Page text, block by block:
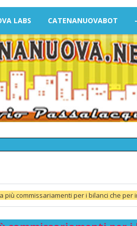
LABS CATENANUOVABOT
più commissariamenti per i bilanci che per